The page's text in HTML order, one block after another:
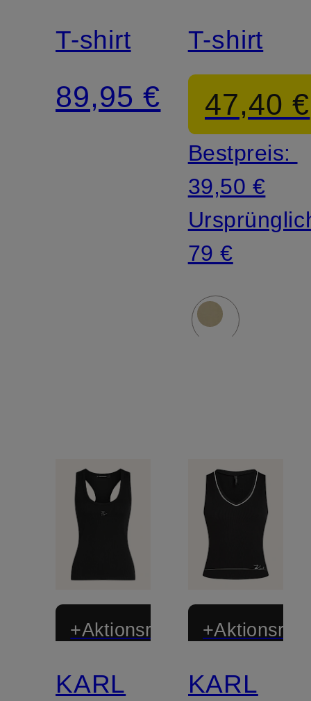
T-shirt
89,95 €
T-shirt
47,40 €
Bestpreis:
39,50 €
79 €
+Aktionsrabatt
KARL
KARL